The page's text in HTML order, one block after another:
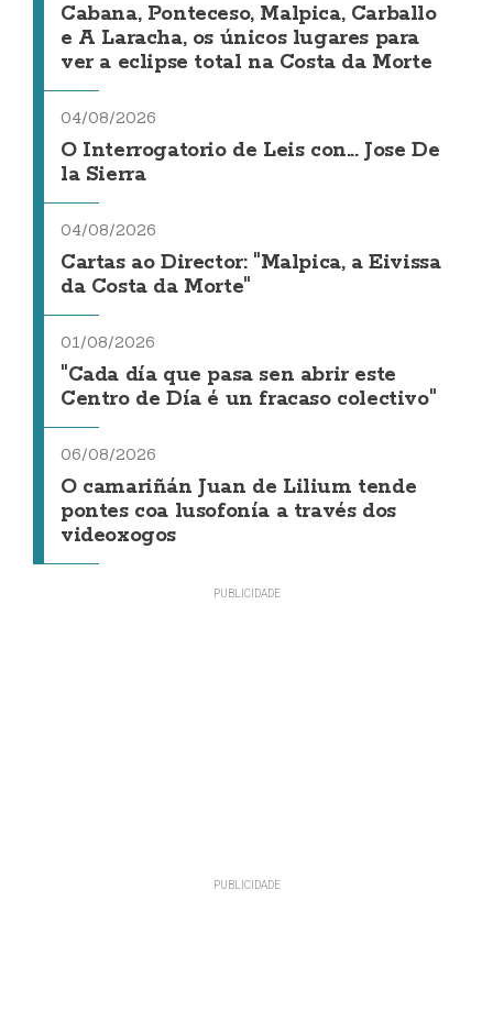
Cabana, Ponteceso, Malpica, Carballo
e A Laracha, os únicos lugares para
ver a eclipse total na Costa da Morte
04/08/2026
O Interrogatorio de Leis con... Jose De
la Sierra
04/08/2026
Cartas ao Director: "Malpica, a Eivissa
da Costa da Morte"
01/08/2026
"Cada día que pasa sen abrir este
Centro de Día é un fracaso colectivo"
06/08/2026
O camariñán Juan de Lilium tende
pontes coa lusofonía a través dos
videoxogos